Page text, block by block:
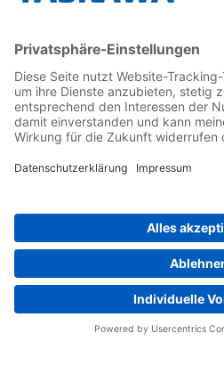
Newsletter
Follow us on...
Home Impressum Privacy
Whistleblowing
Yaskawa Europe GmbH